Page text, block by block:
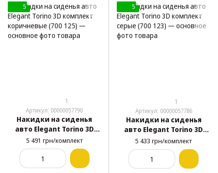
5
1
Артикул: 00000057790
Накидки на сиденья
авто Elegant Torino 3D
комплект коричневые
(700 125)
5 491 грн/комплект
5
1
Артикул: 00000057786
Накидки на сиденья
авто Elegant Torino 3D
комплект серые (700 123)
5 433 грн/комплект